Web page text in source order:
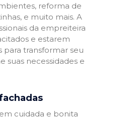
reforma de
e muito mais. A
da empreiteira
e estarem
transformar seu
suas necessidades e
cuidada e bonita